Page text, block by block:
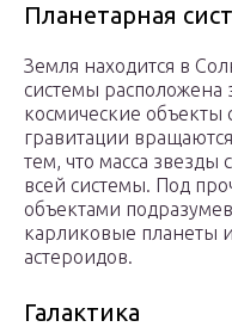
Планетарная
Земля находится в
системы расположена
космические объекты
гравитации
тем, что масса звезды
всей системы. Под
объектами
карликовые планеты
астероидов.
Галактика